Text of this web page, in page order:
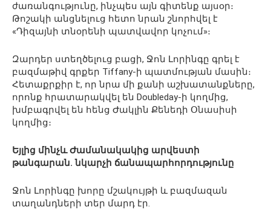
ժառանգությունը, ինչպես այն գիտենք այսօր։
Թոշակի անցնելուց հետո նրան շնորհվել է
«Դիզայնի տնօրենի պատվավոր կոչում»։
Զարդեր ստեղծելուց բացի, Ջոն Լորինգը գրել է
բազմաթիվ գրքեր Tiffany-ի պատմության մասին։
Հետաքրքիր է, որ նրա մի քանի աշխատանքները,
որոնք հրատարակվել են Doubleday-ի կողմից,
խմբագրվել են հենց Ժակլին Քենեդի Օնասիսի
կողմից։
Եյլից մինչև Ժամանակակից արվեստի
թանգարան. նկարչի ճանապարհորդությունը
Ջոն Լորինգը խորը մշակույթի և բազմազան
տաղանդների տեր մարդ էր.